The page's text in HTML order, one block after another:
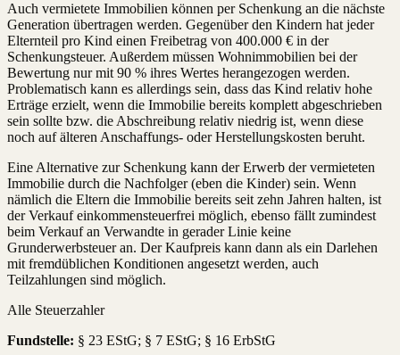
Auch vermietete Immobilien können per Schenkung an die nächste
Generation übertragen werden. Gegenüber den Kindern hat jeder
Elternteil pro Kind einen Freibetrag von 400.000 € in der
Schenkungsteuer. Außerdem müssen Wohnimmobilien bei der
Bewertung nur mit 90 % ihres Wertes herangezogen werden.
Problematisch kann es allerdings sein, dass das Kind relativ hohe
Erträge erzielt, wenn die Immobilie bereits komplett abgeschrieben
sein sollte bzw. die Abschreibung relativ niedrig ist, wenn diese
noch auf älteren Anschaffungs- oder Herstellungskosten beruht.
Eine Alternative zur Schenkung kann der Erwerb der vermieteten
Immobilie durch die Nachfolger (eben die Kinder) sein. Wenn
nämlich die Eltern die Immobilie bereits seit zehn Jahren halten, ist
der Verkauf einkommensteuerfrei möglich, ebenso fällt zumindest
beim Verkauf an Verwandte in gerader Linie keine
Grunderwerbsteuer an. Der Kaufpreis kann dann als ein Darlehen
mit fremdüblichen Konditionen angesetzt werden, auch
Teilzahlungen sind möglich.
Alle Steuerzahler
Fundstelle: § 23 EStG; § 7 EStG; § 16 ErbStG